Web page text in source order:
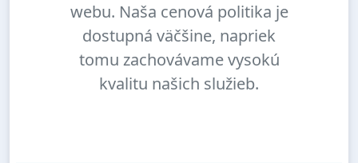
webu. Naša cenová politika je
dostupná väčšine, napriek
tomu zachovávame vysokú
kvalitu našich služieb.